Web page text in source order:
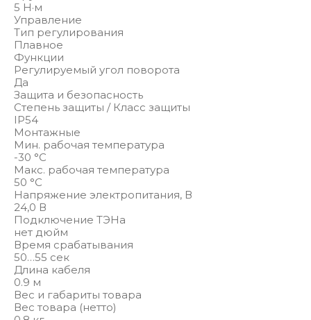
5 Н·м
Управление
Тип регулирования
Плавное
Функции
Регулируемый угол поворота
Да
Защита и безопасность
Степень защиты / Класс защиты
IP54
Монтажные
Мин. рабочая температура
-30 °С
Макс. рабочая температура
50 °С
Напряжение электропитания, В
24,0 В
Подключение ТЭНа
нет дюйм
Время срабатывания
50…55 сек
Длина кабеля
0.9 м
Вес и габариты товара
Вес товара (нетто)